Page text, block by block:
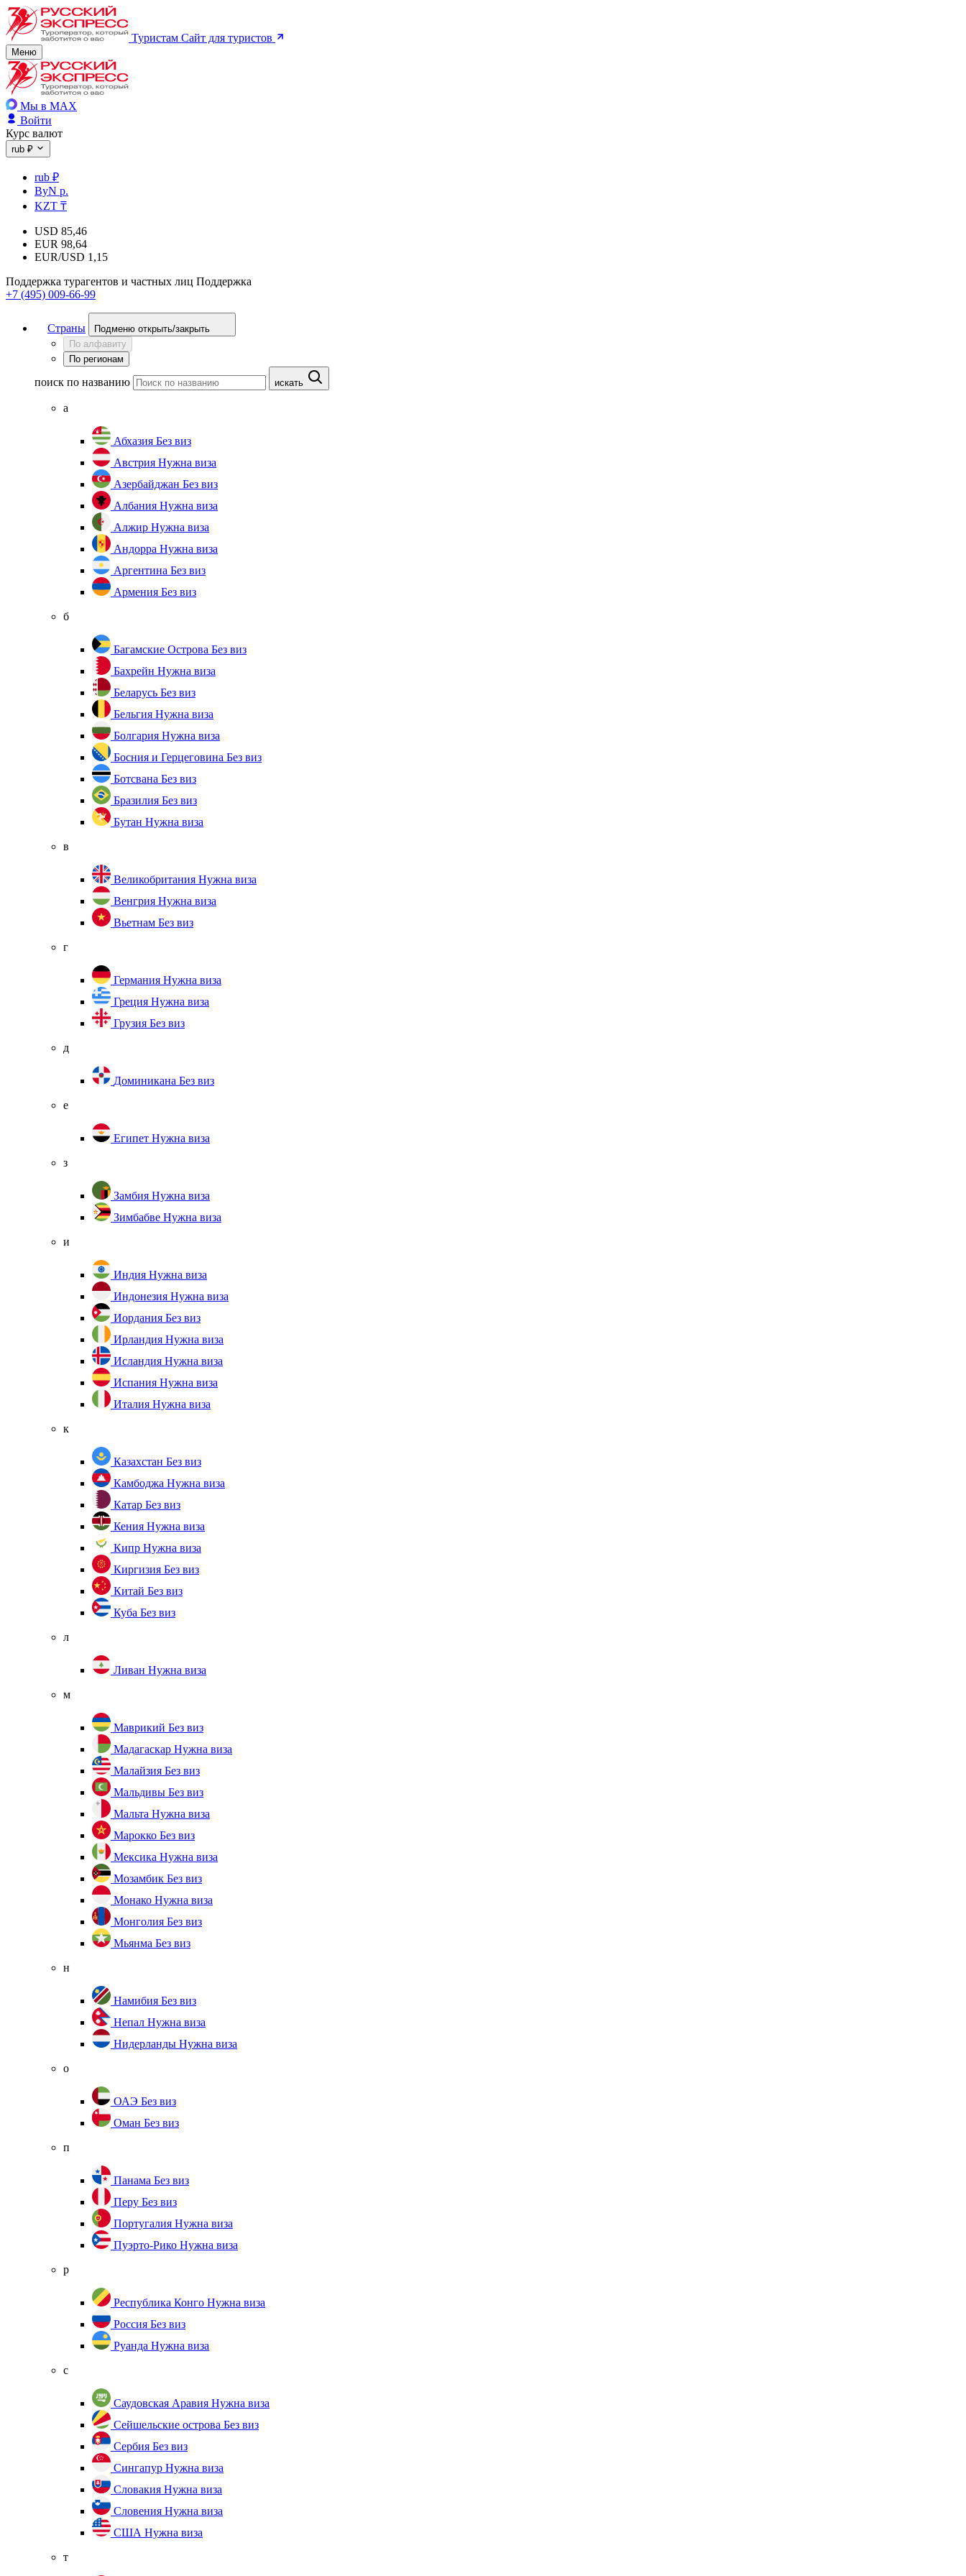
Туристам Сайт для туристов
Меню
Мы в MAX
Войти
Курс валют
rub ₽
rub ₽
ByN р.
KZT ₸
USD 85,46
EUR 98,64
EUR/USD 1,15
Поддержка турагентов и частных лиц Поддержка
+7 (495) 009-66-99
Страны
Подменю открыть/закрыть
По алфавиту
По регионам
поиск по названию искать
а
Абхазия Без виз
Австрия Нужна виза
Азербайджан Без виз
Албания Нужна виза
Алжир Нужна виза
Андорра Нужна виза
Аргентина Без виз
Армения Без виз
б
Багамские Острова Без виз
Бахрейн Нужна виза
Беларусь Без виз
Бельгия Нужна виза
Болгария Нужна виза
Босния и Герцеговина Без виз
Ботсвана Без виз
Бразилия Без виз
Бутан Нужна виза
в
Великобритания Нужна виза
Венгрия Нужна виза
Вьетнам Без виз
г
Германия Нужна виза
Греция Нужна виза
Грузия Без виз
д
Доминикана Без виз
е
Египет Нужна виза
з
Замбия Нужна виза
Зимбабве Нужна виза
и
Индия Нужна виза
Индонезия Нужна виза
Иордания Без виз
Ирландия Нужна виза
Исландия Нужна виза
Испания Нужна виза
Италия Нужна виза
к
Казахстан Без виз
Камбоджа Нужна виза
Катар Без виз
Кения Нужна виза
Кипр Нужна виза
Киргизия Без виз
Китай Без виз
Куба Без виз
л
Ливан Нужна виза
м
Маврикий Без виз
Мадагаскар Нужна виза
Малайзия Без виз
Мальдивы Без виз
Мальта Нужна виза
Марокко Без виз
Мексика Нужна виза
Мозамбик Без виз
Монако Нужна виза
Монголия Без виз
Мьянма Без виз
н
Намибия Без виз
Непал Нужна виза
Нидерланды Нужна виза
о
ОАЭ Без виз
Оман Без виз
п
Панама Без виз
Перу Без виз
Португалия Нужна виза
Пуэрто-Рико Нужна виза
р
Республика Конго Нужна виза
Россия Без виз
Руанда Нужна виза
с
Саудовская Аравия Нужна виза
Сейшельские острова Без виз
Сербия Без виз
Сингапур Нужна виза
Словакия Нужна виза
Словения Нужна виза
США Нужна виза
т